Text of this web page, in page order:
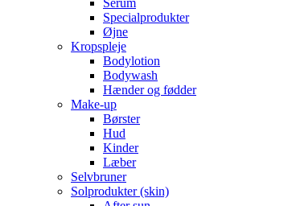
Serum
Specialprodukter
Øjne
Kropspleje
Bodylotion
Bodywash
Hænder og fødder
Make-up
Børster
Hud
Kinder
Læber
Selvbruner
Solprodukter (skin)